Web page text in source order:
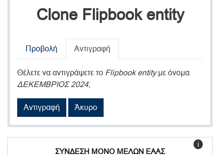
Clone Flipbook entity
Primary
tabs
Προβολή Αντιγραφή
Θέλετε να αντιγράψετε το Flipbook entityμε όνομα
ΔΕΚΕΜΒΡΙΟΣ 2024;
Αντιγραφή Άκυρο
i
ΣΥΝΔΕΣΗ ΜΟΝΟ ΜΕΛΩΝ ΕΑΑΣ